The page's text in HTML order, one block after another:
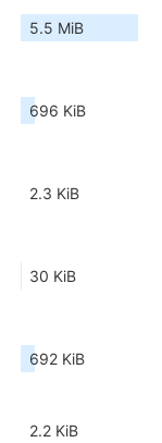
5.5 MiB
696 KiB
2.3 KiB
30 KiB
692 KiB
2.2 KiB